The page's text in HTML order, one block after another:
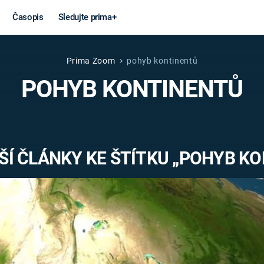
Časopis Sledujte prima+
Věda a
technika
MARS
Války
VÁLEČNÉ
Záhady a
Prima Zoom pohyb kontinentů
POHYB KONTINENTŮ
ČLÁNKY KE ŠTÍTKU „POHYB